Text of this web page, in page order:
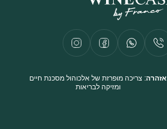
אזהרה: צריכה מופרזת של אלכוהול מסכנת חיים
ומזיקה לבריאות